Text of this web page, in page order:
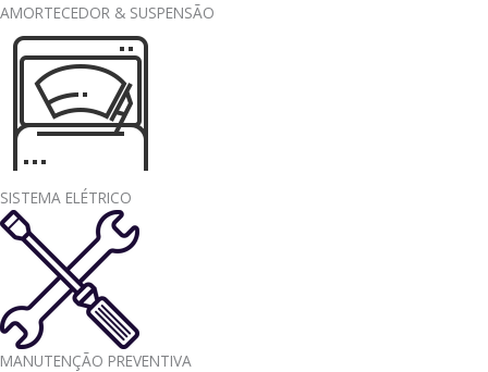
AMORTECEDOR & SUSPENSÃO
SISTEMA ELÉTRICO
MANUTENÇÃO PREVENTIVA